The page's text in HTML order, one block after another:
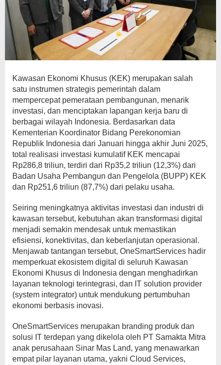
Kawasan Ekonomi Khusus (KEK) merupakan salah
satu instrumen strategis pemerintah dalam
mempercepat pemerataan pembangunan, menarik
investasi, dan menciptakan lapangan kerja baru di
berbagai wilayah Indonesia. Berdasarkan data
Kementerian Koordinator Bidang Perekonomian
Republik Indonesia dari Januari hingga akhir Juni 2025,
total realisasi investasi kumulatif KEK mencapai
Rp286,8 triliun, terdiri dari Rp35,2 triliun (12,3%) dari
Badan Usaha Pembangun dan Pengelola (BUPP) KEK
dan Rp251,6 triliun (87,7%) dari pelaku usaha.
Seiring meningkatnya aktivitas investasi dan industri di
kawasan tersebut, kebutuhan akan transformasi digital
menjadi semakin mendesak untuk memastikan
efisiensi, konektivitas, dan keberlanjutan operasional.
Menjawab tantangan tersebut, OneSmartServices hadir
memperkuat ekosistem digital di seluruh Kawasan
Ekonomi Khusus di Indonesia dengan menghadirkan
layanan teknologi terintegrasi, dan IT solution provider
(system integrator) untuk mendukung pertumbuhan
ekonomi berbasis inovasi.
OneSmartServices merupakan branding produk dan
solusi IT terdepan yang dikelola oleh PT Samakta Mitra
anak perusahaan Sinar Mas Land, yang menawarkan
empat pilar layanan utama, yakni Cloud Services,